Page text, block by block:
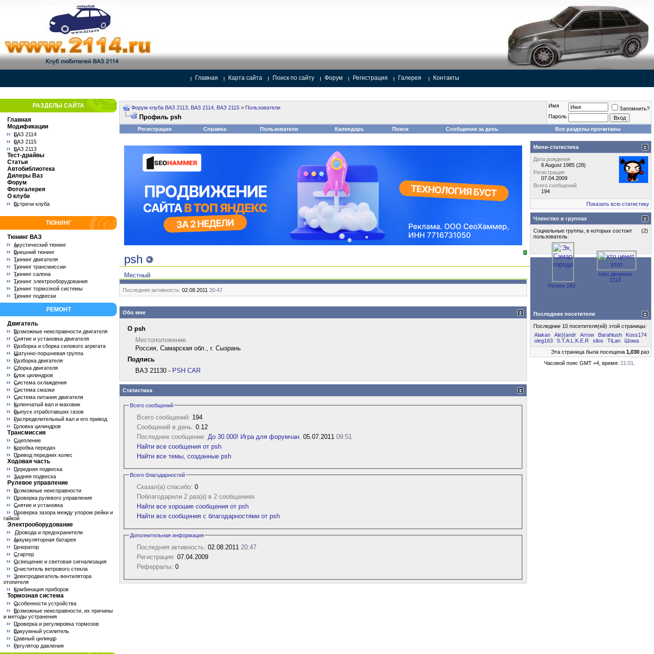
Главная Карта сайта Поиск по сайту Форум Регистрация Галерея Контакты
РАЗДЕЛЫ САЙТА
Главная
Модификации
ВАЗ 2114
ВАЗ 2115
ВАЗ 2113
Тест-драйвы
Статьи
Автобиблиотека
Дилеры Ваз
Форум
Фотогалерея
О клубе
Встречи клуба
ТЮНИНГ
Тюнинг ВАЗ
Акустический тюнинг
Внешний тюнинг
Тюнинг двигателя
Тюнинг трансмиссии
Тюнинг салона
Тюнинг электрооборудования
Тюнинг тормозной системы
Тюнинг подвески
РЕМОНТ
Двигатель
Возможные неисправности двигателя
Снятие и установка двигателя
Разборка и сборка силового агрегата
Шатунно-поршневая группа
Разборка двигателя
Сборка двигателя
Блок цилиндров
Система охлаждения
Система смазки
Система питания двигателя
Коленчатый вал и маховик
Выпуск отработавших газов
Распределительный вал и его привод
Головка цилиндров
Трансмиссия
Сцепление
Коробка передач
Привод передних колес
Ходовая часть
Передняя подвеска
Задняя подвеска
Рулевое управление
Возможные неисправности
Проверка рулевого управления
Снятие и установка
Проверка зазора между упором рейки и
гайкой
Электрооборудование
Провода и предохранители
Аккумуляторная батарея
Генератор
Стартер
Освещение и световая сигнализация
Очиститель ветрового стекла
Электродвигатель вентилятора
отопителя
Комбинация приборов
Тормозная система
Особенности устройства
Возможные неисправности, их причины
и методы устранения
Проверка и регулировка тормозов
Вакуумный усилитель
Главный цилиндр
Регулятор давления
Форум клуба ВАЗ 2113, ВАЗ 2114, ВАЗ 2115 > Пользователи
Профиль psh
Имя
Запомнить?
Пароль
Регистрация Справка Пользователи Календарь Поиск Сообщения за день Все разделы прочитаны
psh
Местный
Последняя активность: 02.08.2011 20:47
Обо мне
О psh
Местоположение
Россия, Самарская обл., г. Сызрань
Подпись
ВАЗ 21130 - PSH CAR
Статистика
Всего сообщений
Всего сообщений: 194
Сообщений в день: 0.12
Последнее сообщение: До 30.000! Игра для форумчан. 05.07.2011 09:51
Найти все сообщения от psh
Найти все темы, созданные psh
Всего благодарностей
Сказал(а) спасибо: 0
Поблагодарили 2 раз(а) в 2 сообщениях
Найти все хорошие сообщения от psh
Найти все сообщения с благодарностями от psh
Дополнительная информация
Последняя активность: 02.08.2011 20:47
Регистрация: 07.04.2009
Реферралы: 0
Мини-статистика
Дата рождения
6 August 1985 (28)
Регистрация
07.04.2009
Всего сообщений
194
Показать всю статистику
Членство в группах
(2)
Социальные группы, в которых состоит
пользователь:
Регион 163
трёх дверные
2113
Последние посетители
Последние 10 посетителя(ей) этой страницы:
Alakan
Ale}{andr Arrow Barahlush
Koss174
oleg163
S.T.A.L.K.E.R silos TiLan
Шома
Эта страница была посещена 1,030 раз
Часовой пояс GMT +4, время: 21:01